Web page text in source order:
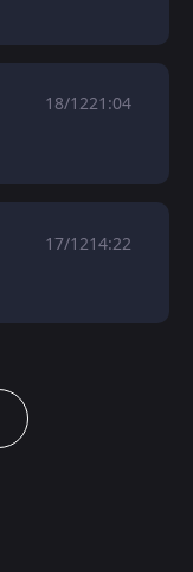
18/1221:04
17/1214:22